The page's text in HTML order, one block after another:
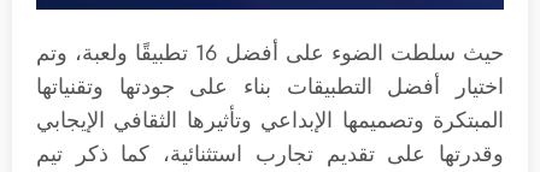
حيث سلطت الضوء على أفضل 16 تطبيقًا ولعبة، وتم
اختيار أفضل التطبيقات بناء على جودتها وتقنياتها
المبتكرة وتصميمها الإبداعي وتأثيرها الثقافي الإيجابي
وقدرتها على تقديم تجارب استثنائية، كما ذكر تيم